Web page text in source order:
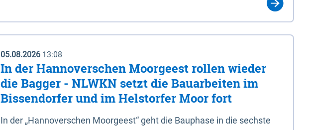
05.08.2026 13:08
In der Hannoverschen Moorgeest rollen wieder
die Bagger - NLWKN setzt die Bauarbeiten im
Bissendorfer und im Helstorfer Moor fort
In der „Hannoverschen Moorgeest“ geht die Bauphase in die sechste